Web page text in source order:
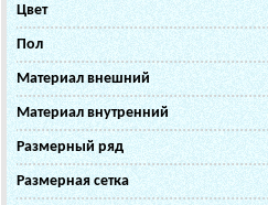
Цвет
Пол
Материал внешний
Материал внутренний
Размерный ряд
Размерная сетка